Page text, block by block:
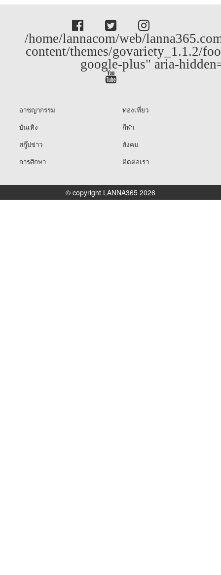
/home/lannacom/web/
content/themes/govariety_1.1.2/
google-plus" aria-
อาชญากรรม
ท่องเที่ยว
บันเทิง
กีฬา
สกู๊ปข่าว
สังคม
การศึกษา
ติดต่อเรา
© copyright LANNA365 2026